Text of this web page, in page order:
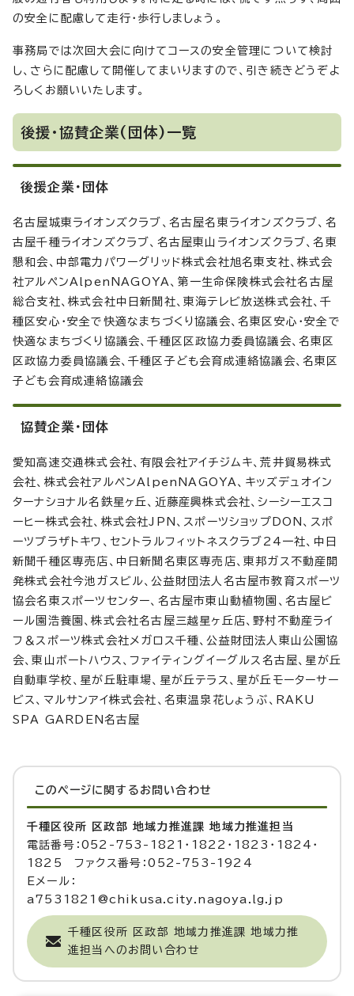
の安全に配慮して走行・歩行しましょう。
事務局では次回大会に向けてコースの安全管理について検討
し、さらに配慮して開催してまいりますので、引き続きどうぞよ
ろしくお願いいたします。
後援・協賛企業(団体)一覧
後援企業・団体
名古屋城東ライオンズクラブ、名古屋名東ライオンズクラブ、名
古屋千種ライオンズクラブ、名古屋東山ライオンズクラブ、名東
懇和会、中部電力パワーグリッド株式会社旭名東支社、株式会
社アルペンAlpenNAGOYA、第一生命保険株式会社名古屋
総合支社、株式会社中日新聞社、東海テレビ放送株式会社、千
種区安心・安全で快適なまちづくり協議会、名東区安心・安全で
快適なまちづくり協議会、千種区区政協力委員協議会、名東区
区政協力委員協議会、千種区子ども会育成連絡協議会、名東区
子ども会育成連絡協議会
協賛企業・団体
愛知高速交通株式会社、有限会社アイチジムキ、荒井貿易株式
会社、株式会社アルペンAlpenNAGOYA、キッズデュオイン
ターナショナル名鉄星ヶ丘、近藤産興株式会社、シーシーエスコ
ーヒー株式会社、株式会社JPN、スポーツショップDON、スポ
ーツプラザトキワ、セントラルフィットネスクラブ24一社、中日
新聞千種区専売店、中日新聞名東区専売店、東邦ガス不動産開
発株式会社今池ガスビル、公益財団法人名古屋市教育スポーツ
協会名東スポーツセンター、名古屋市東山動植物園、名古屋ビ
ール園浩養園、株式会社名古屋三越星ヶ丘店、野村不動産ライ
フ＆スポーツ株式会社メガロス千種、公益財団法人東山公園協
会、東山ボートハウス、ファイティングイーグルス名古屋、星が丘
自動車学校、星が丘駐車場、星が丘テラス、星が丘モーターサー
ビス、マルサンアイ株式会社、名東温泉花しょうぶ、RAKU
SPA GARDEN名古屋
このページに関する お問い合わせ
千種区役所 区政部 地域力推進課 地域力推進担当
電話番号：052-753-1821・1822・1823・1824・
1825 ファクス番号：052-753-1924
Eメール：
a7531821@chikusa.city.nagoya.lg.jp
千種区役所 区政部 地域力推進課 地域力推
進担当へのお問い合わせ